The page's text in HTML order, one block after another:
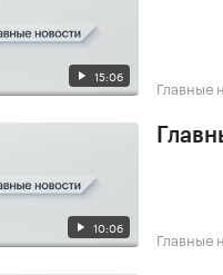
15:06 Главные
10:06 Главные